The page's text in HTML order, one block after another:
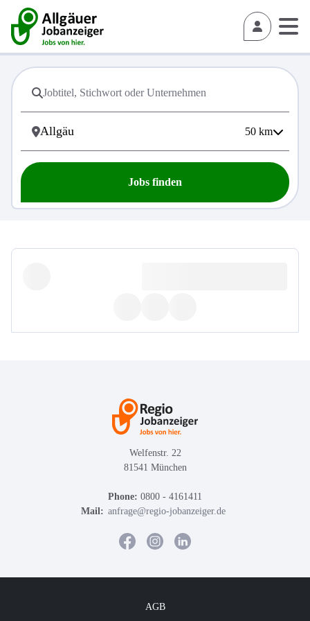
50 km
Jobs finden
Welfenstr. 22
81541 München
Phone: 0800 - 4161411
Mail: anfrage@regio-jobanzeiger.de
AGB